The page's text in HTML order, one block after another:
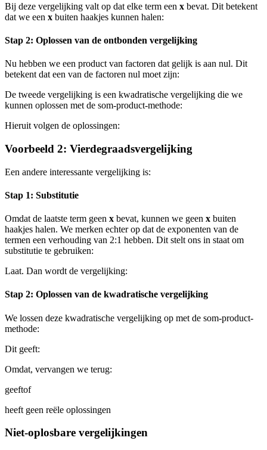
Bij deze vergelijking valt op dat elke term een x bevat. Dit betekent
dat we een x buiten haakjes kunnen halen:
Stap 2: Oplossen van de ontbonden vergelijking
Nu hebben we een product van factoren dat gelijk is aan nul. Dit
betekent dat een van de factoren nul moet zijn:
De tweede vergelijking is een kwadratische vergelijking die we
kunnen oplossen met de som-product-methode:
Hieruit volgen de oplossingen:
Voorbeeld 2: Vierdegraadsvergelijking
Een andere interessante vergelijking is:
Stap 1: Substitutie
Omdat de laatste term geen x bevat, kunnen we geen x buiten
haakjes halen. We merken echter op dat de exponenten van de
termen een verhouding van 2:1 hebben. Dit stelt ons in staat om
substitutie te gebruiken:
Laat. Dan wordt de vergelijking:
Stap 2: Oplossen van de kwadratische vergelijking
We lossen deze kwadratische vergelijking op met de som-product-
methode:
Dit geeft:
Omdat, vervangen we terug:
geeftof
heeft geen reële oplossingen
Niet-oplosbare vergelijkingen